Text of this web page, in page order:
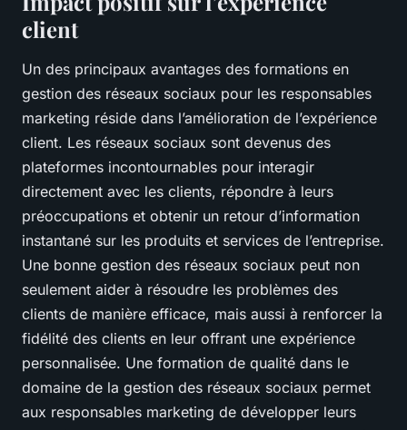
client
Un des principaux avantages des formations en
gestion des réseaux sociaux pour les responsables
marketing réside dans l’amélioration de l’expérience
client. Les réseaux sociaux sont devenus des
plateformes incontournables pour interagir
directement avec les clients, répondre à leurs
préoccupations et obtenir un retour d’information
instantané sur les produits et services de l’entreprise.
Une bonne gestion des réseaux sociaux peut non
seulement aider à résoudre les problèmes des
clients de manière efficace, mais aussi à renforcer la
fidélité des clients en leur offrant une expérience
personnalisée. Une formation de qualité dans le
domaine de la gestion des réseaux sociaux permet
aux responsables marketing de développer leurs